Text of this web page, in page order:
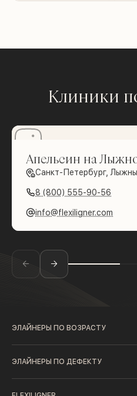
Клиники
Апельсин на
Санкт-Петербург,
8 (800) 555-90-56
info@flexiligner.com
ЭЛАЙНЕРЫ ПО ВОЗРАСТУ
ЭЛАЙНЕРЫ ПО ДЕФЕКТУ